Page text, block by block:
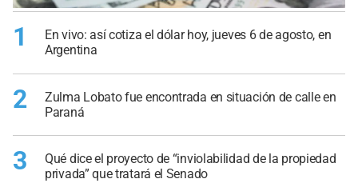
1
En vivo: así cotiza el dólar hoy, jueves 6 de agosto, en
Argentina
2
Zulma Lobato fue encontrada en situación de calle en
Paraná
3
Qué dice el proyecto de “inviolabilidad de la propiedad
privada” que tratará el Senado